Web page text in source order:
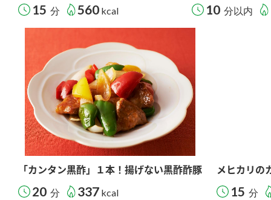
15 分 560 kcal 10 分以内
「カンタン黒酢」１本！揚げない黒酢酢豚
20 分 337 kcal
メヒカリの
15 分